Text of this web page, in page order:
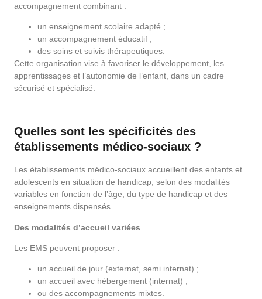
accompagnement combinant :
un enseignement scolaire adapté ;
un accompagnement éducatif ;
des soins et suivis thérapeutiques.
Cette organisation vise à favoriser le développement, les
apprentissages et l’autonomie de l’enfant, dans un cadre
sécurisé et spécialisé.
Quelles sont les spécificités des
établissements médico-sociaux ?
Les établissements médico-sociaux accueillent des enfants et
adolescents en situation de handicap, selon des modalités
variables en fonction de l’âge, du type de handicap et des
enseignements dispensés.
Des modalités d’accueil variées
Les EMS peuvent proposer :
un accueil de jour (externat, semi internat) ;
un accueil avec hébergement (internat) ;
ou des accompagnements mixtes.